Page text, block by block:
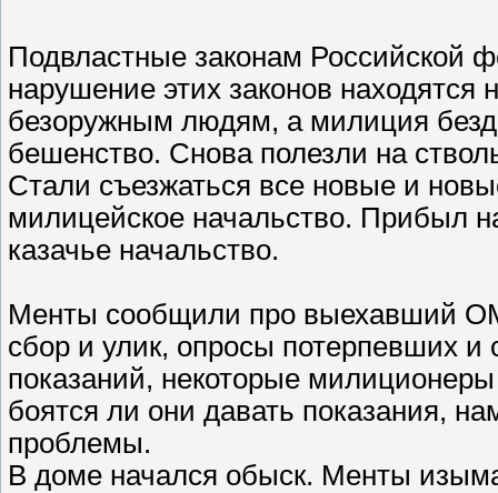
Подвластные законам Российской
нарушение этих законов
безоружным людям, а милиция
бешенство. Снова полезли на
Стали съезжаться все новые и
милицейское начальство. Прибыл
казачье начальство.
Менты сообщили про выехавший
сбор и улик, опросы потерпевших и
показаний, некоторые
боятся ли они давать показания,
проблемы.
В доме начался обыск. Менты